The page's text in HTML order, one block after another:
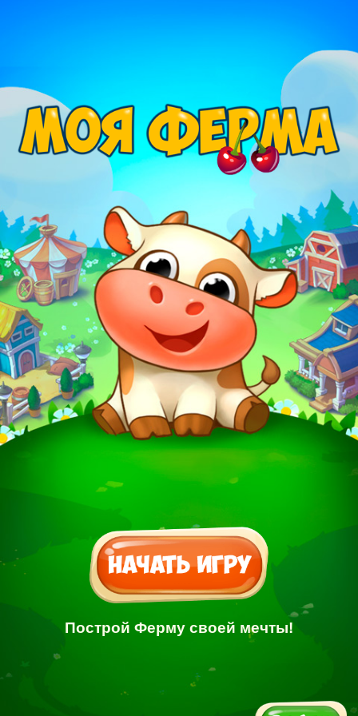
Построй Ферму своей мечты!